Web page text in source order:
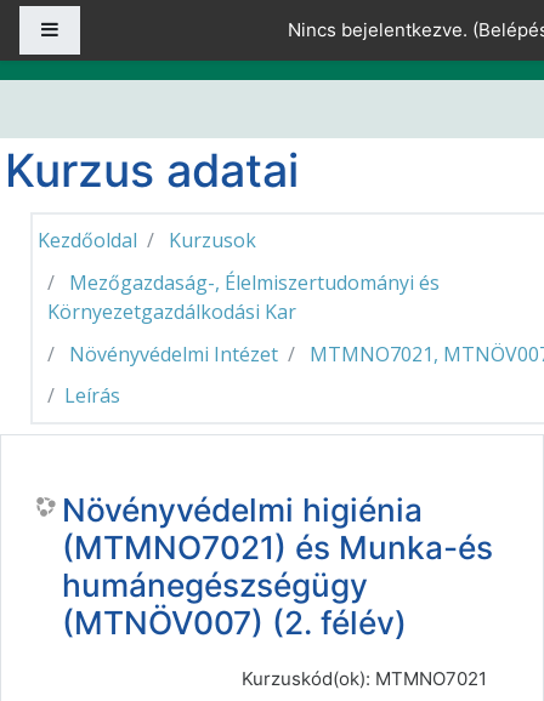
Tovább a fő tartalomhoz
Nincs bejelentkezve. (
Kurzus adatai
Kezdőoldal
Kurzusok
Mezőgazdaság-, Élelmiszertudományi és
Környezetgazdálkodási Kar
Növényvédelmi Intézet
MTMNO7021,
Leírás
Növényvédelmi higiénia
(MTMNO7021) és Munka-és
humánegészségügy
(MTNÖV007) (2. félév)
Kurzuskód(ok): MTMNO7021